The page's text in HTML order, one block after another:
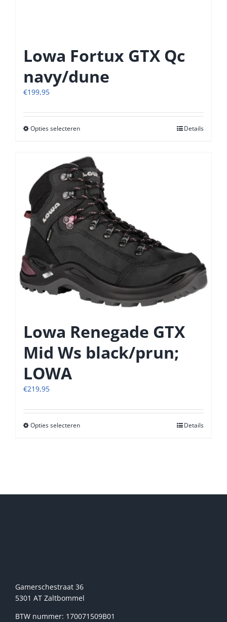
Lowa Fortux GTX Qc
navy/dune
€199,95
Opties selecterenDit
meerdere
variaties.
Deze
optie
kan
gekozen
worden
de
productpagina
Details
Lowa Renegade GTX
Mid Ws black/prun;
LOWA
€219,95
Opties selecterenDit
optie
Details
Gamerschestraat 36
5301 AT Zaltbommel
BTW nummer: 170071509B01